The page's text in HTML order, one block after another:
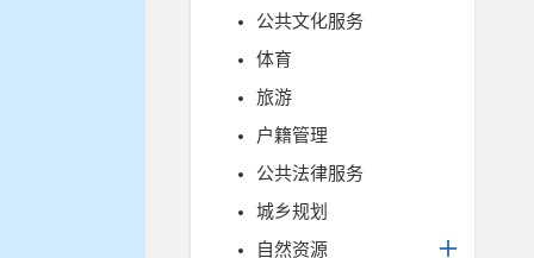
公共文化服务
体育
旅游
户籍管理
公共法律服务
城乡规划
自然资源